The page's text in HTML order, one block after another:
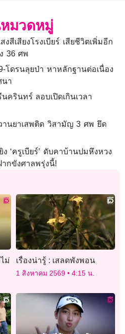
มวดหมู่
งสีเสียงโรงเบียร์ เสียชีวิตเพิ่มอีก
36 ศพ
โดรนลุยป่า หาหลักฐานต่อเนื่อง
นา
นครินทร์ ลอบเปิดเกินเวลา
านยาเสพติด วิสามัญ 3 ศพ ยึด
ง ‘ครูเบียร์’ ดับคาบ้านปมหึงหวง
ากขังศาลพรุ่งนี้!
ม่
เรื่องน่ารู้ : เสลดพังพอน
1 สิงหาคม 2569 4:15 น.